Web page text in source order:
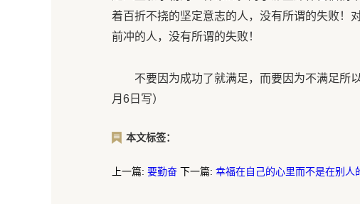
着百折不挠的坚定意志的人，没有所谓的失败！
前冲的人，没有所谓的失败！
不要因为成功了就满足，而要因为不满足所
月6日写）
本文标签：
上一篇: 要勤奋 下一篇: 幸福在自己的心里而不是在别人